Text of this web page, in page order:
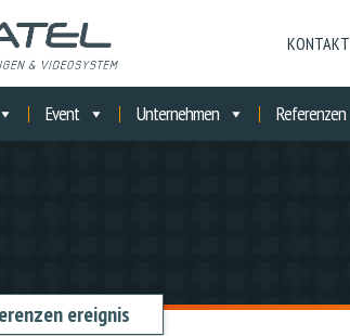
KONTAKT
Event Unternehmen Referenzen
ereignis